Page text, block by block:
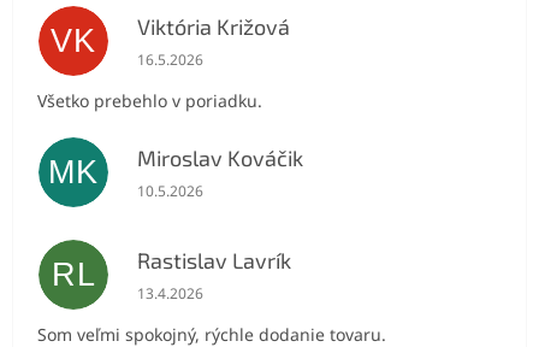
VK Viktória Križová
Hodnotenie obchodu je 5 z 5 hviezdičiek.
16.5.2026
Všetko prebehlo v poriadku.
MK Miroslav Kováčik
Hodnotenie obchodu je 5 z 5 hviezdičiek.
10.5.2026
RL Rastislav Lavrík
Hodnotenie obchodu je 5 z 5 hviezdičiek.
13.4.2026
Som veľmi spokojný, rýchle dodanie tovaru.